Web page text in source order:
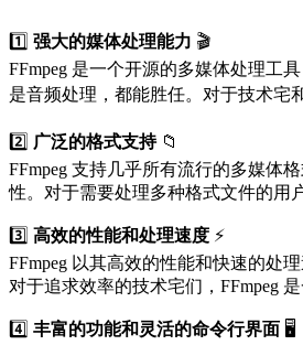
1️⃣ 强大的媒体处理能力 🎬
FFmpeg 是一个开源的多媒体处理工
是音频处理，都能胜任。对于技术宅
2️⃣ 广泛的格式支持📁
FFmpeg 支持几乎所有流行的多媒体
性。对于需要处理多种格式文件的用
3️⃣ 高效的性能和处理速度 ⚡
FFmpeg 以其高效的性能和快速的处
对于追求效率的技术宅们，FFmpeg
4️⃣ 丰富的功能和灵活的命令行界面 🖥️